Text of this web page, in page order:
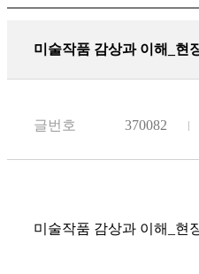
미술작품 감상과 이해_현
글번호 370082
미술작품 감상과 이해_현